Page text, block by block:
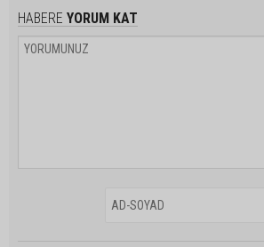
HABERE YORUM KAT